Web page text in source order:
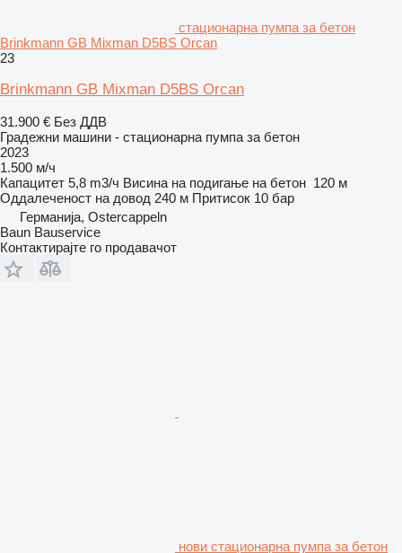
стационарна пумпа за бетон
Brinkmann GB Mixman D5BS Orcan
23
Brinkmann GB Mixman D5BS Orcan
31.900 € Без ДДВ
Градежни машини - стационарна пумпа за бетон
2023
1.500 м/ч
Капацитет 5,8 m3/ч Висина на подигање на бетон 120 м
Оддалеченост на довод 240 м Притисок 10 бар
Германија, Ostercappeln
Baun Bauservice
Контактирајте го продавачот
нови стационарна пумпа за бетон